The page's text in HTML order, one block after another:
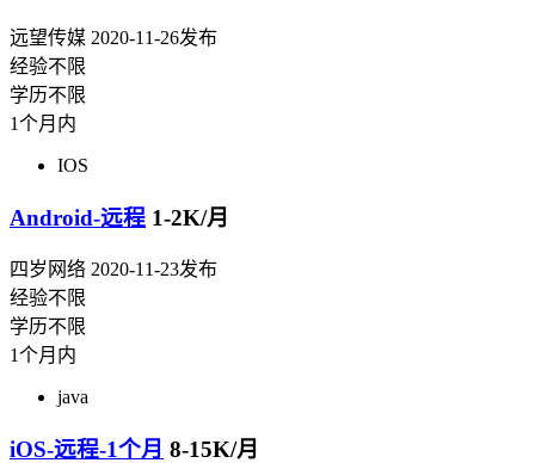
远望传媒 2020-11-26发布
经验不限
学历不限
1个月内
IOS
Android-远程 1-2K/月
四岁网络 2020-11-23发布
经验不限
学历不限
1个月内
java
iOS-远程-1个月 8-15K/月